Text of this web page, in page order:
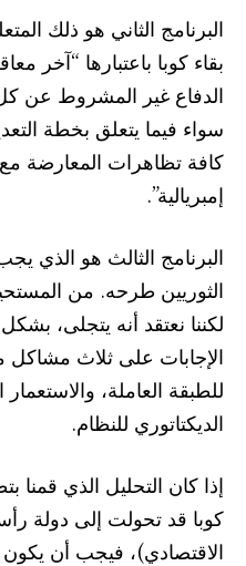
البرنامج الثاني هو ذلك
بقاء كوبا باعتبارها “آخر
الدفاع غير المشروط عن
سواء فيما يتعلق بخطة
كافة تظاهرات المعارضة مع
إمبريالية”.
البرنامج الثالث هو الذي
الثوريين طرحه. من
لكننا نعتقد أنه يتجلى،
الإجابات على ثلاث
للطبقة العاملة، والاستعمار
الديكتاتوري للنظام.
إذا كان التحليل الذي قمنا
كوبا قد تحولت إلى دولة
الاقتصادي)، فيجب أن يكون